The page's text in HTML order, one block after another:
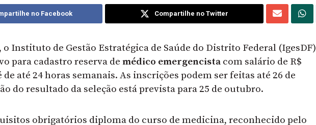
no Facebook Compartilhe no Twitter
o Instituto de Gestão Estratégica de Saúde do Distrito Federal (IgesDF)
para cadastro reserva de médico emergencista com salário de R$
de até 24 horas semanais. As inscrições podem ser feitas até 26 de
do resultado da seleção está prevista para 25 de outubro.
obrigatórios diploma do curso de medicina, reconhecido pelo